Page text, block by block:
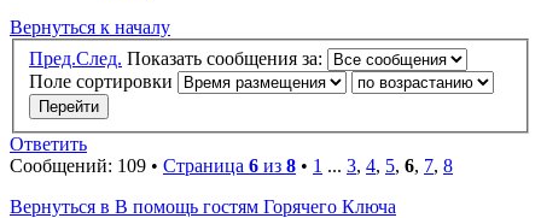
Вернуться к началу
Пред.След. Показать сообщения за:
Поле сортировки
Ответить
Сообщений: 109 • Страница 6 из 8 • 1 ... 3, 4, 5, 6, 7, 8
Вернуться в В помощь гостям Горячего Ключа